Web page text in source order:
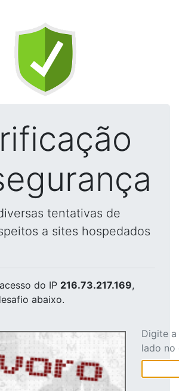
tentativas de
a sites hospedados
do IP 216.73.217.169,
abaixo.
Digite
lado no